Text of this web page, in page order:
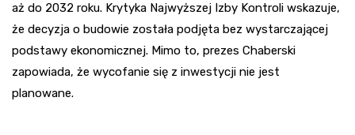
aż do 2032 roku. Krytyka Najwyższej Izby Kontroli wskazuje,
że decyzja o budowie została podjęta bez wystarczającej
podstawy ekonomicznej. Mimo to, prezes Chaberski
zapowiada, że wycofanie się z inwestycji nie jest
planowane.